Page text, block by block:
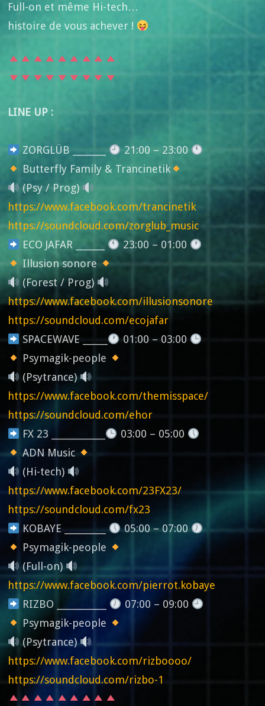
Full-on et même Hi-tech…
histoire de vous achever !
LINE UP :
ZORGLÜB ________
21:00 – 23:00
Butterfly Family & Trancinetik
(Psy / Prog)
https://www.facebook.com/trancinetik
https://soundcloud.com/zorglub_music
ECO JAFAR _______
23:00 – 01:00
Illusion sonore
(Forest / Prog)
https://www.facebook.com/illusionsonore
https://soundcloud.com/ecojafar
SPACEWAVE ______
01:00 – 03:00
Psymagik-people
(Psytrance)
https://www.facebook.com/themisspace/
https://soundcloud.com/ehor
FX 23 _____________
03:00 – 05:00
ADN Music
(Hi-tech)
https://www.facebook.com/23FX23/
https://soundcloud.com/fx23
KOBAYE __________
05:00 – 07:00
Psymagik-people
(Full-on)
https://www.facebook.com/pierrot.kobaye
RIZBO ____________
07:00 – 09:00
Psymagik-people
(Psytrance)
https://www.facebook.com/rizboooo/
https://soundcloud.com/rizbo-1